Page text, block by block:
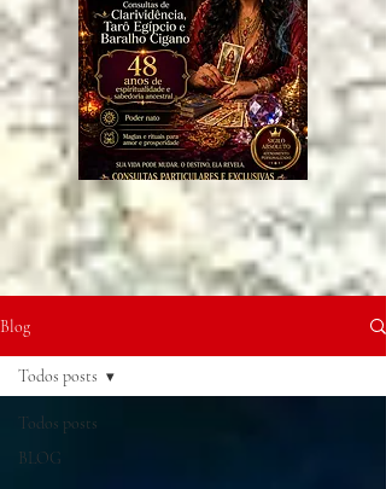
Blog
Todos posts
BLOG
Todos posts